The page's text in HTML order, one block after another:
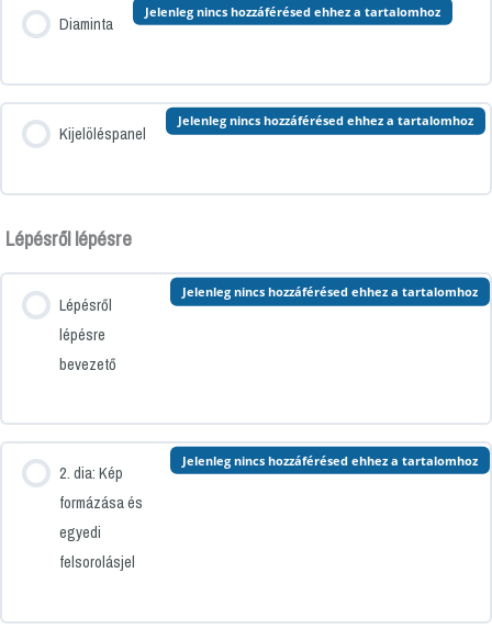
Diaminta
Jelenleg nincs hozzáférésed ehhez a tartalomhoz
Kijelöléspanel
Jelenleg nincs hozzáférésed ehhez a tartalomhoz
Lépésről lépésre
Lépésről
lépésre
bevezető
Jelenleg nincs hozzáférésed ehhez a tartalomhoz
2. dia: Kép
formázása és
egyedi
felsorolásjel
Jelenleg nincs hozzáférésed ehhez a tartalomhoz